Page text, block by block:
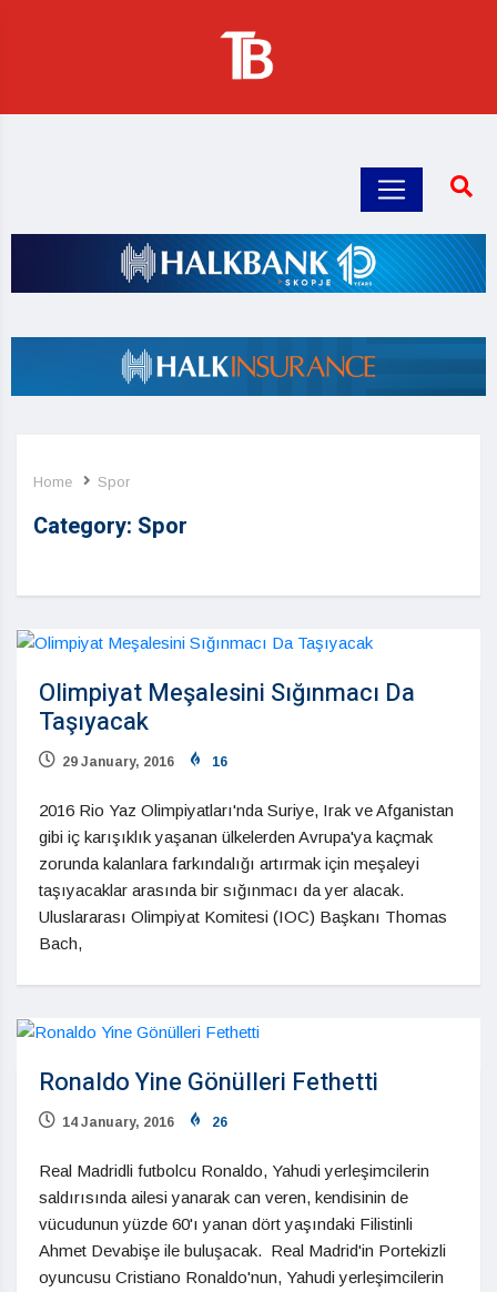
Home Spor
Category: Spor
Olimpiyat Meşalesini Sığınmacı Da
Taşıyacak
29 January, 2016 16
2016 Rio Yaz Olimpiyatları'nda Suriye, Irak ve Afganistan
gibi iç karışıklık yaşanan ülkelerden Avrupa'ya kaçmak
zorunda kalanlara farkındalığı artırmak için meşaleyi
taşıyacaklar arasında bir sığınmacı da yer alacak.
Uluslararası Olimpiyat Komitesi (IOC) Başkanı Thomas
Bach,
Ronaldo Yine Gönülleri Fethetti
14 January, 2016 26
Real Madridli futbolcu Ronaldo, Yahudi yerleşimcilerin
saldırısında ailesi yanarak can veren, kendisinin de
vücudunun yüzde 60'ı yanan dört yaşındaki Filistinli
Ahmet Devabişe ile buluşacak. Real Madrid'in Portekizli
oyuncusu Cristiano Ronaldo'nun, Yahudi yerleşimcilerin